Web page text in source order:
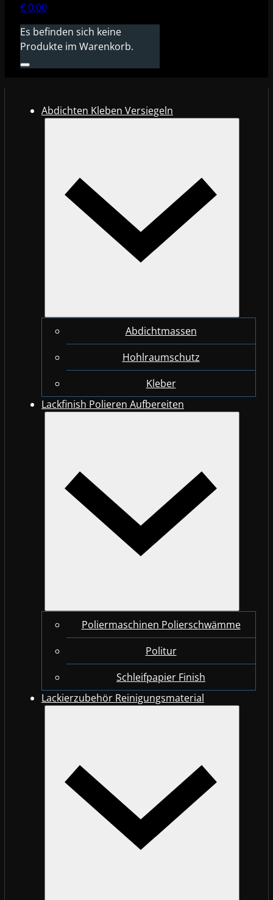
€0,00
Es befinden sich keine
Produkte im Warenkorb.
Abdichten Kleben Versiegeln
Abdichtmassen
Hohlraumschutz
Kleber
Lackfinish Polieren Aufbereiten
Poliermaschinen Polierschwämme
Politur
Schleifpapier Finish
Lackierzubehör Reinigungsmaterial